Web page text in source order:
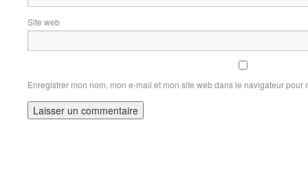
Site web
Enregistrer mon nom, mon e-mail et mon site web dans le navigateur pour